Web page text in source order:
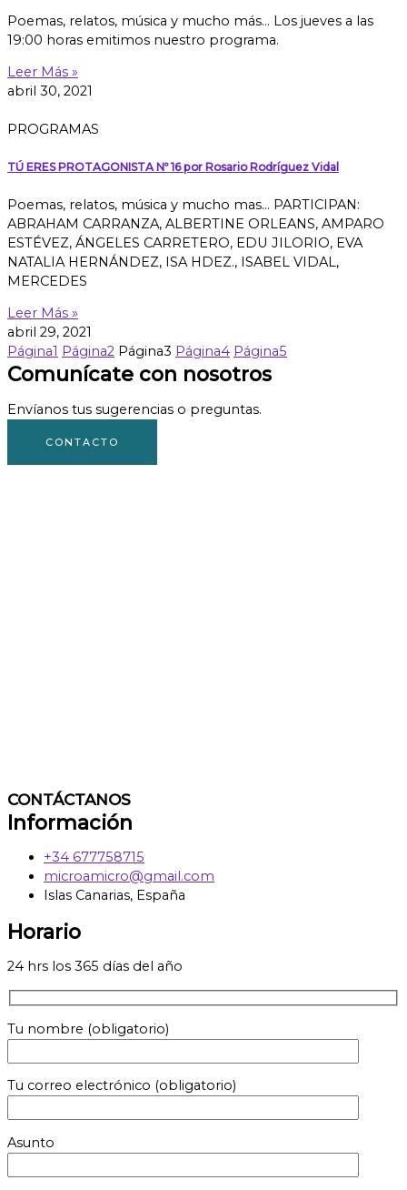
Poemas, relatos, música y mucho más… Los jueves a las
19:00 horas emitimos nuestro programa.
Leer Más »
abril 30, 2021
PROGRAMAS
TÚ ERES PROTAGONISTA Nº 16 por Rosario Rodríguez Vidal
Poemas, relatos, música y mucho mas… PARTICIPAN:
ABRAHAM CARRANZA, ALBERTINE ORLEANS, AMPARO
ESTÉVEZ, ÁNGELES CARRETERO, EDU JILORIO, EVA
NATALIA HERNÁNDEZ, ISA HDEZ., ISABEL VIDAL,
MERCEDES
Leer Más »
abril 29, 2021
Página1 Página2 Página3 Página4 Página5
Comunícate con nosotros
Envíanos tus sugerencias o preguntas.
CONTACTO
CONTÁCTANOS
Información
+34 677758715
microamicro@gmail.com
Islas Canarias, España
Horario
24 hrs los 365 días del año
Tu nombre (obligatorio)
Tu correo electrónico (obligatorio)
Asunto